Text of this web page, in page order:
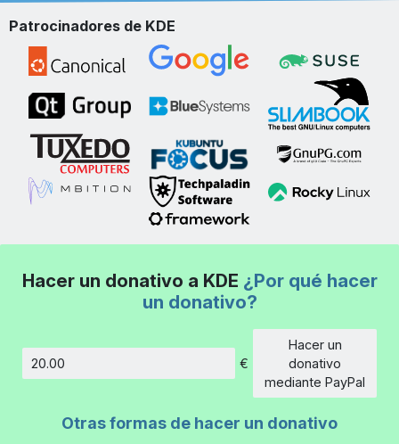
Patrocinadores de KDE
Hacer un donativo a KDE ¿Por qué hacer
un donativo?
Cantidad
€
Hacer un
donativo
mediante PayPal
Otras formas de hacer un donativo